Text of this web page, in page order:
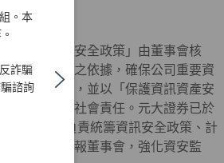
。本
詐騙
諮詢
券之「資訊安全政策」由董事會核
範、程序等之依據，確保公司重要資
權益為基礎，並以「保護資訊資產安
，善盡企業社會責任。元大證券已於
小組」，負責統籌資訊安全政策、計
執行情形提報董事會，強化資安監